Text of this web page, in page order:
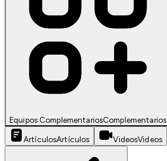
Equipos ComplementariosComplementarios
ArtículosArtículos VideosVideos